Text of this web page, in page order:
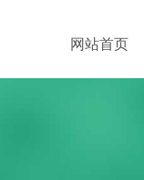
网站首页